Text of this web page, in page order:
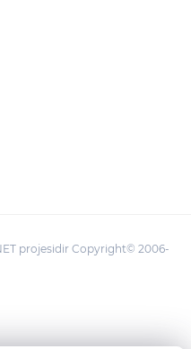
projesidir Copyright© 2006-